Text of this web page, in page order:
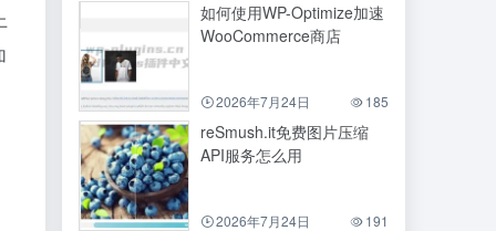
如何使用WP-Optimize加速
WooCommerce商店
2026年7月24日 185
reSmush.it免费图片压缩
API服务怎么用
2026年7月24日 191